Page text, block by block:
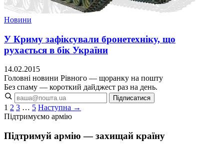
Новини
У Криму зафіксували бронетехніку, що
рухається в бік України
14.02.2015
Головні новини Рівного — щоранку на пошту
Без спаму — короткий дайджест раз на день.
Підписатися
1 2 3 … 5 Наступна →
Підтримуємо армію
Підтримуй армію — захищай країну